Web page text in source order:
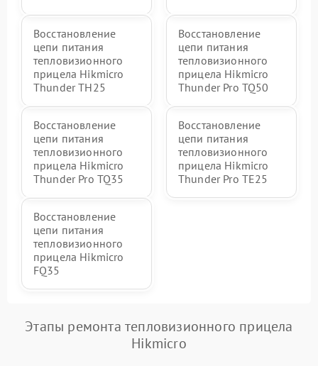
Восстановление
цепи питания
тепловизионного
прицела Hikmicro
Thunder TH25
Восстановление
цепи питания
тепловизионного
прицела Hikmicro
Thunder Pro TQ50
Восстановление
цепи питания
тепловизионного
прицела Hikmicro
Thunder Pro TQ35
Восстановление
цепи питания
тепловизионного
прицела Hikmicro
Thunder Pro TE25
Восстановление
цепи питания
тепловизионного
прицела Hikmicro
FQ35
Этапы ремонта тепловизионного прицела
Hikmicro